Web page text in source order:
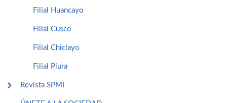
Filial Huancayo
Filial Cusco
Filial Chiclayo
Filial Piura
Revista SPMI